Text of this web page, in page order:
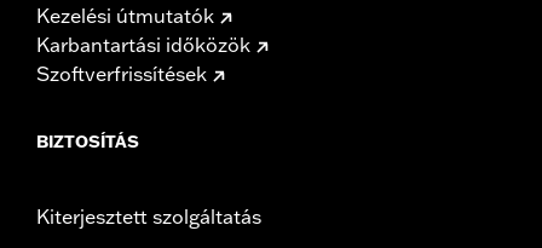
Kezelési útmutatók
Karbantartási időközök
Szoftverfrissítések
BIZTOSÍTÁS
Kiterjesztett szolgáltatás